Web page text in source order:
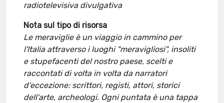
radiotelevisiva divulgativa
Nota sul tipo di risorsa
Le meraviglie è un viaggio in cammino per
l'Italia attraverso i luoghi "meravigliosi", insoliti
e stupefacenti del nostro paese, scelti e
raccontati di volta in volta da narratori
d'eccezione: scrittori, registi, attori, storici
dell'arte, archeologi. Ogni puntata è una tappa